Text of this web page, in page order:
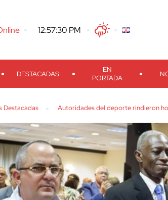
-12:57:31 PM TwitterFacebook
Threads
Instagram
DESTACADAS
EN
PORTADA
Destacadas Autoridades del deporte rindieron